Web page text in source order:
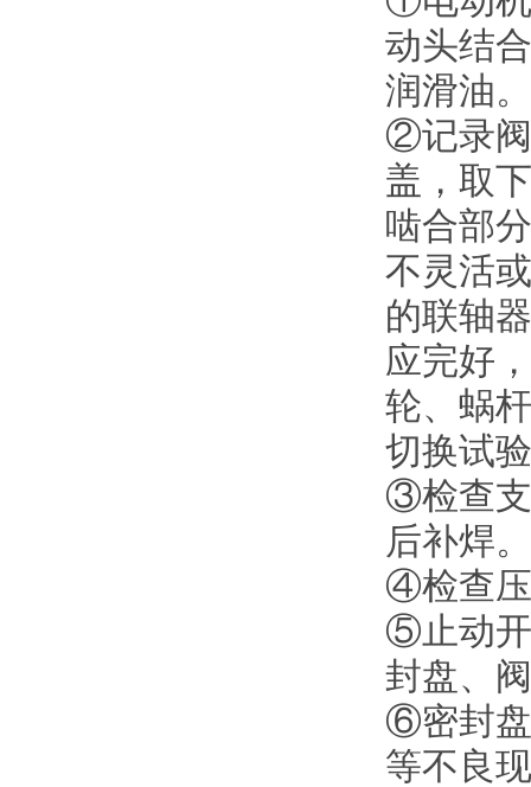
动头结
润滑油。
②记录阀
盖，取
啮合部
不灵活
的联轴
应完好
轮、蜗
切换试
③检查支
后补焊。
④检查压
⑤止动开
封盘、
⑥密封盘
等不良